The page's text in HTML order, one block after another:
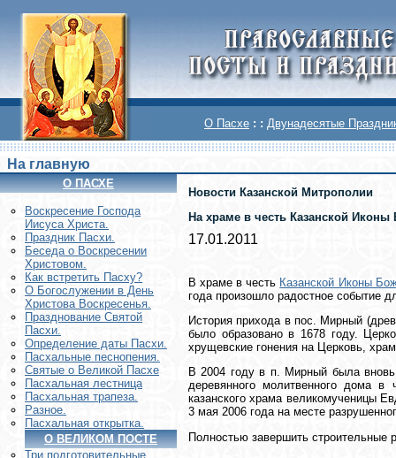
О Пасхе : : Двунадесятые
На главную
О ПАСХЕ
Воскреcение Господа
Иисуса Христа.
Праздник Пасхи.
Беседа о Воскресении
Христовом.
Как встретить Пасху?
О Богослужении в День
Христова Воскресенья.
Празднование Святой
Пасхи.
Определение даты Пасхи.
Пасхальные песнопения.
Святые о Великой Пасхе
Пасхальная лестница
Пасхальная трапеза.
Разное.
Пасхальная открытка.
О ВЕЛИКОМ ПОСТЕ
Три подготовительные
Новости Казанской Митрополии
На храме в честь Казанской
17.01.2011
В храме в честь Казанской Иконы
года произошло радостное событие
История прихода в пос. Мирный
было образовано в 1678 году.
хрущевские гонения на Церковь,
В 2004 году в п. Мирный была вновь
деревянного молитвенного дома
казанского храма великомученицы
3 мая 2006 года на месте
Полностью завершить строительные